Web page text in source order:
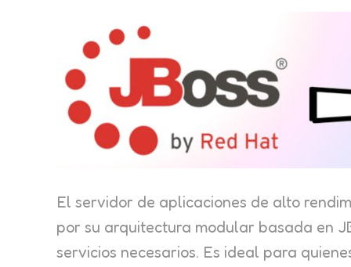
El servidor de aplicaciones de alto
por su arquitectura modular basada en
servicios necesarios. Es ideal para